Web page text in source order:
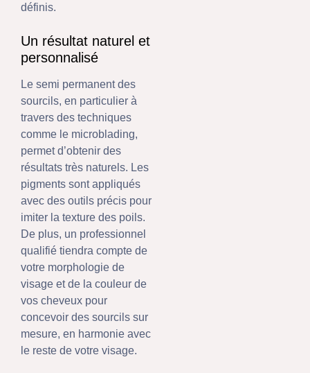
définis.
Un résultat naturel et
personnalisé
Le semi permanent des
sourcils, en particulier à
travers des techniques
comme le microblading,
permet d’obtenir des
résultats très naturels. Les
pigments sont appliqués
avec des outils précis pour
imiter la texture des poils.
De plus, un professionnel
qualifié tiendra compte de
votre morphologie de
visage et de la couleur de
vos cheveux pour
concevoir des sourcils sur
mesure, en harmonie avec
le reste de votre visage.